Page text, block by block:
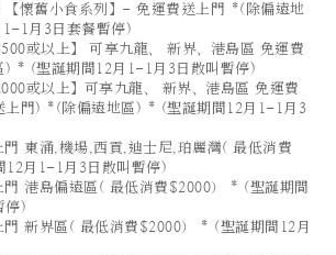
【懷舊小食系列】- 免運費送上門 *(除偏遠地
1月3日套餐暫停)
或以上】 可享九龍、 新界、港島區 免運費
) * (聖誕期間12月1-1月3日散叫暫停)
或以上】可享九龍、 新界、港島區 免運費
上門) *(除偏遠地區) * (聖誕期間12月1-1月3
東涌,機場,西貢,迪士尼,珀麗灣( 最低消費
12月1-1月3日散叫暫停)
門 港島偏遠區( 最低消費$2000） * (聖誕期間
停)
門 新界區( 最低消費$2000） * (聖誕期間12月